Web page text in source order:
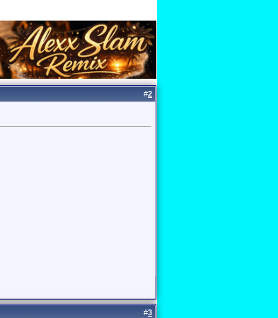
#2
#3